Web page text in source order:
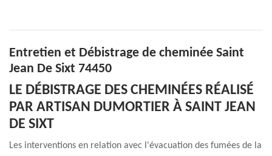
Entretien et Débistrage de cheminée Saint
Jean De Sixt 74450
LE DÉBISTRAGE DES CHEMINÉES RÉALISÉ
PAR ARTISAN DUMORTIER À SAINT JEAN
DE SIXT
Les interventions en relation avec l'évacuation des fumées de la